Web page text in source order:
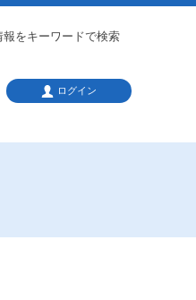
報をキーワードで検索
ログイン